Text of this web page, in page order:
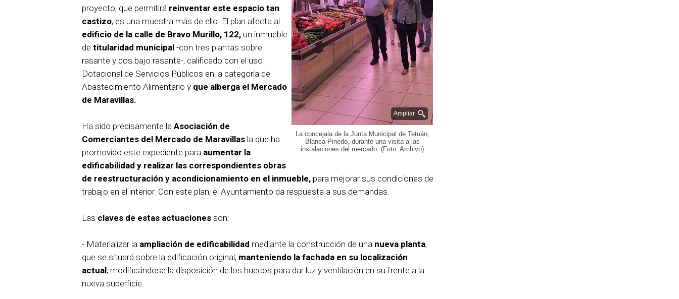
Ampliar
La concejala de la Junta Municipal de Tetuán,
Blanca Pinedo, durante una visita a las
instalaciones del mercado. (Foto: Archivo)
proyecto, que permitirá reinventar este espacio tan
castizo, es una muestra más de ello. El plan afecta al
edificio de la calle de Bravo Murillo, 122, un inmueble
de titularidad municipal -con tres plantas sobre
rasante y dos bajo rasante-, calificado con el uso
Dotacional de Servicios Públicos en la categoría de
Abastecimiento Alimentario y que alberga el Mercado
de Maravillas.
Ha sido precisamente la Asociación de
Comerciantes del Mercado de Maravillas la que ha
promovido este expediente para aumentar la
edificabilidad y realizar las correspondientes obras
de reestructuración y acondicionamiento en el inmueble, para mejorar sus condiciones de
trabajo en el interior. Con este plan, el Ayuntamiento da respuesta a sus demandas.
Las claves de estas actuaciones son:
- Materializar la ampliación de edificabilidad mediante la construcción de una nueva planta,
que se situará sobre la edificación original, manteniendo la fachada en su localización
actual, modificándose la disposición de los huecos para dar luz y ventilación en su frente a la
nueva superficie.